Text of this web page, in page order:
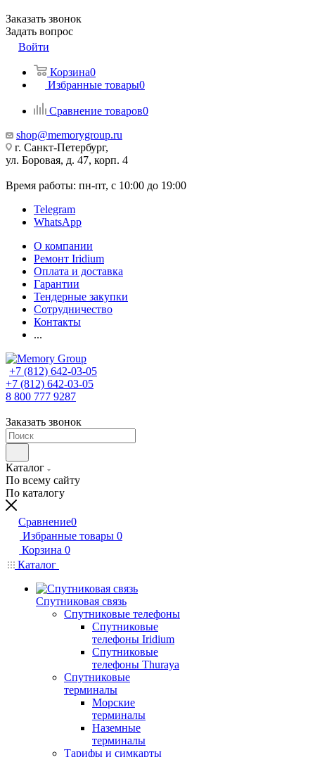
Заказать звонок
Задать вопрос
Войти
Корзина0
Избранные товары0
Сравнение товаров0
shop@memorygroup.ru
г. Санкт-Петербург,
ул. Боровая, д. 47, корп. 4
Время работы: пн-пт, с 10:00 до 19:00
Telegram
WhatsApp
О компании
Ремонт Iridium
Оплата и доставка
Гарантии
Тендерные закупки
Сотрудничество
Контакты
...
+7 (812) 642-03-05
+7 (812) 642-03-05
8 800 777 9287
Заказать звонок
Каталог
По всему сайту
По каталогу
Сравнение0
Избранные товары 0
Корзина 0
Каталог
Спутниковая связь
Спутниковые телефоны
Спутниковые
телефоны Iridium
Спутниковые
телефоны Thuraya
Спутниковые
терминалы
Морские
терминалы
Наземные
терминалы
Тарифы и симкарты